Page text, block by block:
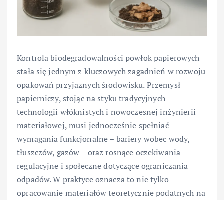
Kontrola biodegradowalności powłok papierowych
stała się jednym z kluczowych zagadnień w rozwoju
opakowań przyjaznych środowisku. Przemysł
papierniczy, stojąc na styku tradycyjnych
technologii włóknistych i nowoczesnej inżynierii
materiałowej, musi jednocześnie spełniać
wymagania funkcjonalne – bariery wobec wody,
tłuszczów, gazów – oraz rosnące oczekiwania
regulacyjne i społeczne dotyczące ograniczania
odpadów. W praktyce oznacza to nie tylko
opracowanie materiałów teoretycznie podatnych na